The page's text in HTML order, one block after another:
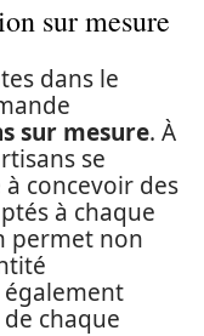
sur mesure
dans le
sur mesure. À
se
concevoir des
à chaque
permet non
également
chaque